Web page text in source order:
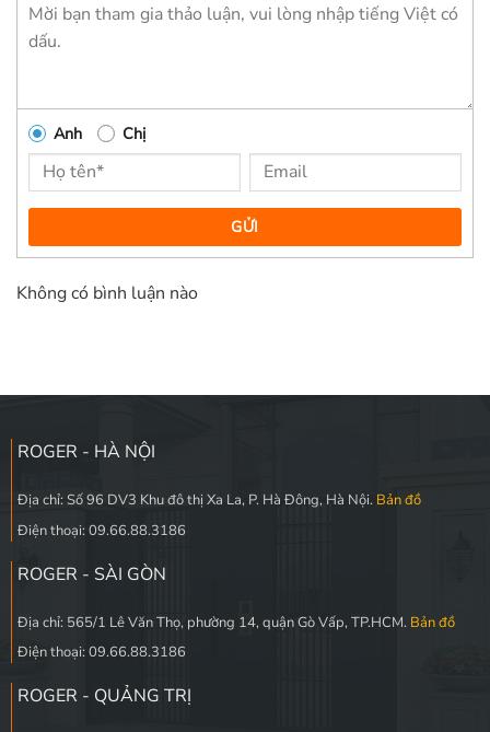
Anh Chị
GỬI
Không có bình luận nào
ROGER - HÀ NỘI
Địa chỉ: Số 96 DV3 Khu đô thị Xa La, P. Hà Đông, Hà Nội. Bản đồ
Điện thoại: 09.66.88.3186
ROGER - SÀI GÒN
Địa chỉ: 565/1 Lê Văn Thọ, phường 14, quận Gò Vấp, TP.HCM. Bản đồ
Điện thoại: 09.66.88.3186
ROGER - QUẢNG TRỊ